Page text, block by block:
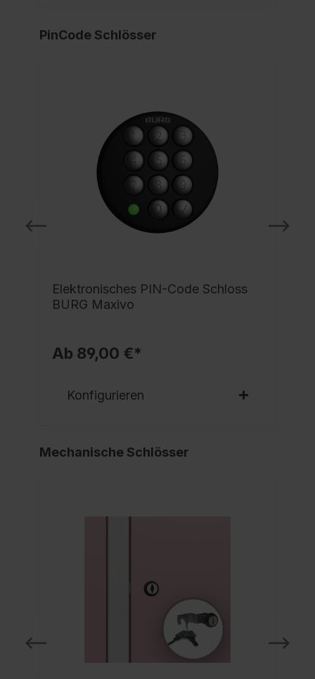
PinCode Schlösser
Elektronisches PIN-Code Schloss
BURG Maxivo
Ab 89,00 €*
Konfigurieren
Mechanische Schlösser